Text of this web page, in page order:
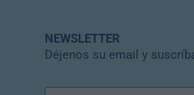
NEWSLETTER
Déjenos su email y